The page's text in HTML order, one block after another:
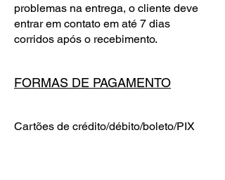
problemas na entrega, o cliente deve
entrar em contato em até 7 dias
corridos após o recebimento.
FORMAS DE PAGAMENTO
Cartões de crédito/débito/boleto/PIX